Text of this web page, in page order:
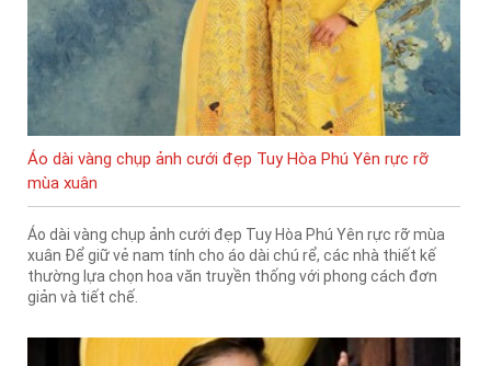
Áo dài vàng chụp ảnh cưới đẹp Tuy Hòa Phú Yên rực rỡ
mùa xuân
Áo dài vàng chụp ảnh cưới đẹp Tuy Hòa Phú Yên rực rỡ mùa
xuân Để giữ vẻ nam tính cho áo dài chú rể, các nhà thiết kế
thường lựa chọn hoa văn truyền thống với phong cách đơn
giản và tiết chế.